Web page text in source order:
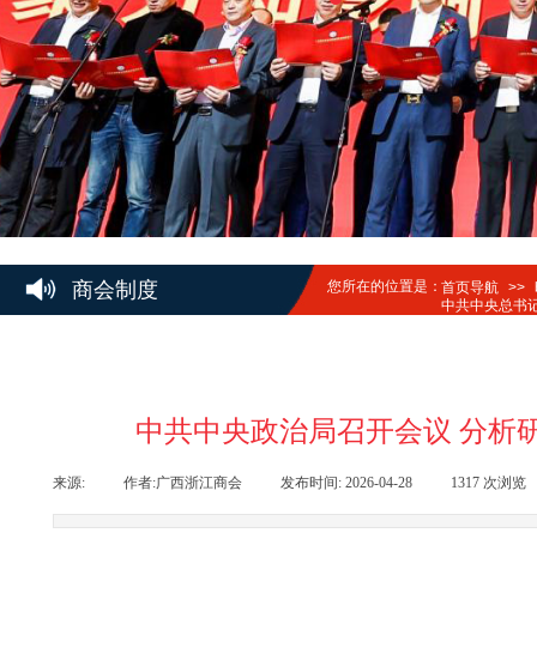
商会制度 您所在的位置是：首页导航 >>
中共中央总书
中共中央政治局召开会议 分析
来源: 作者:广西浙江商会 发布时间: 2026-04-28 1317 次浏览